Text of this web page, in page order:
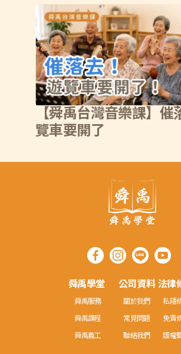
【舜禹台灣音樂課】催
覽車要開了
舜禹學堂
舜禹服務
舜禹課程
舜禹義工
公司資料
關於我們
常見問題
聯絡我們
法律
私隱
免責
版權